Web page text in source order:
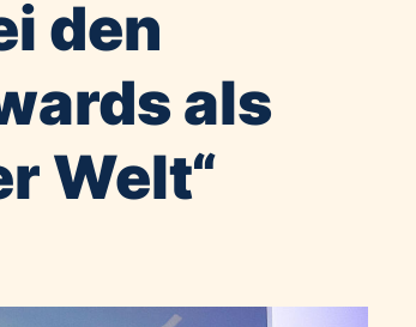
den
als
Welt“